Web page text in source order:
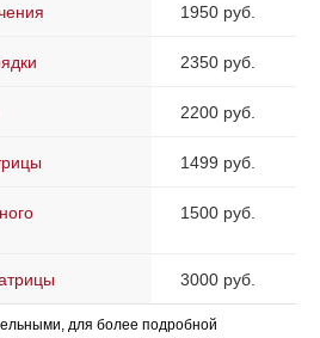
1950 руб.
2350 руб.
2200 руб.
1499 руб.
1500 руб.
3000 руб.
для более подробной